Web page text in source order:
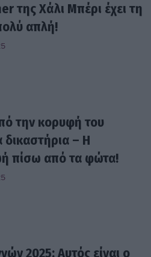
της Χάλι Μπέρι έχει τη
απλή!
την κορυφή του
δικαστήρια – Η
πίσω από τα φώτα!
2025: Αυτός είναι ο